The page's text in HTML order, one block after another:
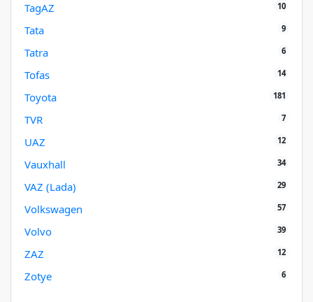
TagAZ 10
Tata 9
Tatra 6
Tofas 14
Toyota 181
TVR 7
UAZ 12
Vauxhall 34
VAZ (Lada) 29
Volkswagen 57
Volvo 39
ZAZ 12
Zotye 6